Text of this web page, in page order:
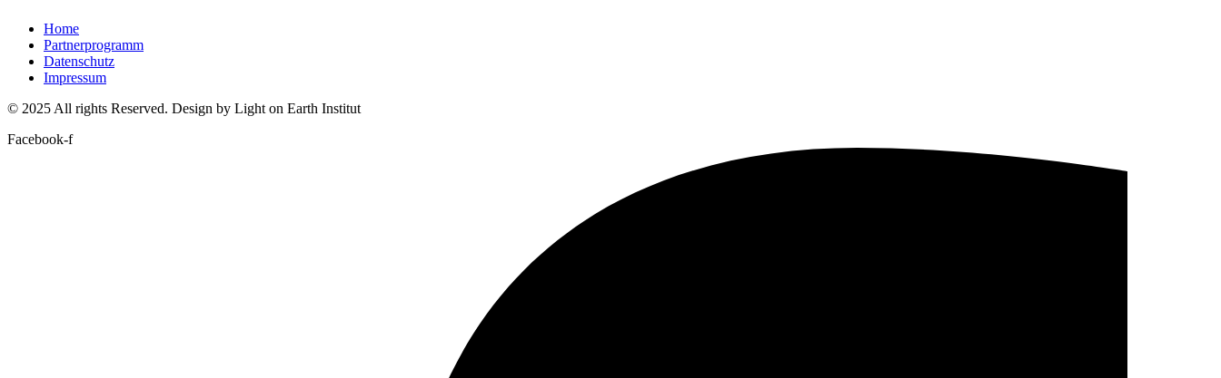
Home
Partnerprogramm
Datenschutz
Impressum
© 2025 All rights Reserved. Design by Light on Earth Institut
Facebook-f